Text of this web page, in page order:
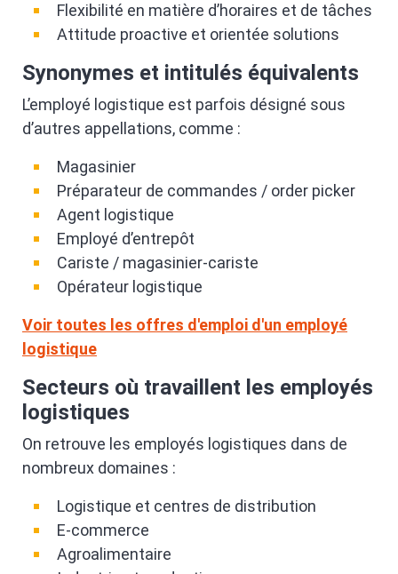
Flexibilité en matière d’horaires et de tâches
Attitude proactive et orientée solutions
Synonymes et intitulés équivalents
L’employé logistique est parfois désigné sous
d’autres appellations, comme :
Magasinier
Préparateur de commandes / order picker
Agent logistique
Employé d’entrepôt
Cariste / magasinier-cariste
Opérateur logistique
Voir toutes les offres d'emploi d'un employé
logistique
Secteurs où travaillent les employés
logistiques
On retrouve les employés logistiques dans de
nombreux domaines :
Logistique et centres de distribution
E-commerce
Agroalimentaire